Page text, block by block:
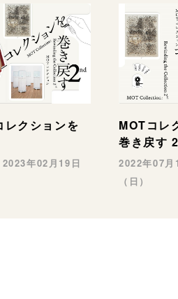
展 現代美術の流れ
設展 日本の美術、世界の
術一この50年の歩み
クションを
年02月19日
MOTコレ
巻き戻す
2022年07
（日）